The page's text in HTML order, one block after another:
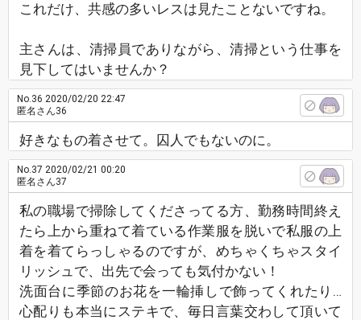
これだけ、共感の多いレスは見たことないですね。
主さんは、清掃員でありながら、清掃という仕事を
見下してはいませんか？
No.36 2020/02/20 22:47
匿名さん36
好きなもの着させて。囚人でもないのに。
No.37 2020/02/21 00:20
匿名さん37
私の職場で掃除してくださってる方、勤務時間終え
たら上から重ねて着ている作業服を脱いで私服の上
着を着てらっしゃるのですが、めちゃくちゃスタイ
リッシュで、出先で会っても気付かない！
洗面台に季節のお花を一輪挿しで飾ってくれたり…
心配りも本当にステキで、毎日言葉交わして頂いて